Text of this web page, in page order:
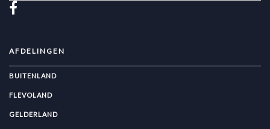
AFDELINGEN
BUITENLAND
FLEVOLAND
GELDERLAND